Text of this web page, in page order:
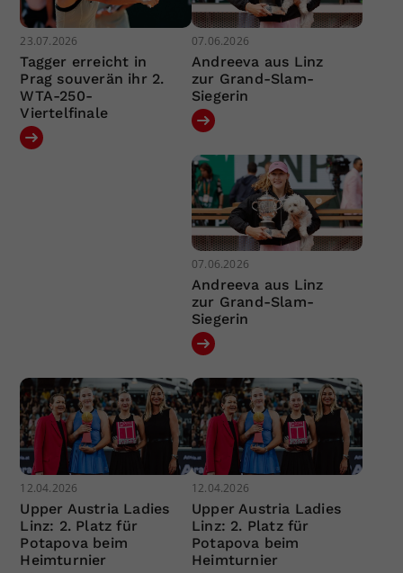
23.07.2026
Tagger erreicht in
Prag souverän ihr 2.
WTA-250-
Viertelfinale
07.06.2026
Andreeva aus Linz
zur Grand-Slam-
Siegerin
07.06.2026
Andreeva aus Linz
zur Grand-Slam-
Siegerin
12.04.2026
Upper Austria Ladies
Linz: 2. Platz für
Potapova beim
Heimturnier
12.04.2026
Upper Austria Ladies
Linz: 2. Platz für
Potapova beim
Heimturnier